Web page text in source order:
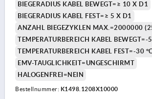
BIEGERADIUS KABEL BEWEGT=≥ 10 X D1
BIEGERADIUS KABEL FEST=≥ 5 X D1
ANZAHL BIEGEZYKLEN MAX.=2000000
TEMPERATURBEREICH KABEL BEWEGT=-
TEMPERATURBEREICH KABEL FEST=-30
EMV-TAUGLICHKEIT=UNGESCHIRMT
HALOGENFREI=NEIN
Bestellnummer: K1498.1208X10000